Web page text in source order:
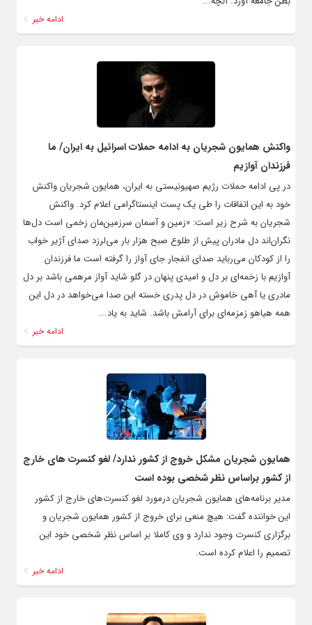
ادامه خبر
واکنش همایون شجریان به ادامه حملات اسرائیل به ایران/ ما
فرزندان آوازیم
در پی ادامه حملات رژیم صهیونیستی به ایران، همایون شجریان واکنش
خود به این اتفاقات را طی یک پست اینستاگرامی اعلام کرد. واکنش
شجریان به شرح زیر است: «زمین و آسمان سرزمین‌مان زخمی است دل‌ها
نگران‌اند دل مادران پیش از طلوع صبح هزار بار می‌لرزد صدای آژیر خواب
را از کودکان می‌رباید صدای انفجار جای آواز را گرفته است ما فرزندان
آوازیم با زخمه‌ای بر دل و امیدی پنهان در گلو شاید آواز مرهمی باشد بر دل
مادری یا آهی خاموش در دل پدری خسته این صدا می‌خواهد در دل این
همه هیاهو زمزمه‌ای برای آرامش باشد. شاید به یاد...
ادامه خبر
همایون شجریان مشکل خروج از کشور ندارد/ لغو کنسرت های خارج
از کشور براساس نظر شخصی بوده است
مدیر برنامه‌های همایون شجریان درمورد لغو کنسرت‌های خارج از کشور
این خواننده گفت: هیچ منعی برای خروج از کشور همایون شجریان و
برگزاری کنسرت وجود ندارد و وی کاملا بر اساس نظر شخصی خود این
تصمیم را اعلام کرده‌ است.
ادامه خبر